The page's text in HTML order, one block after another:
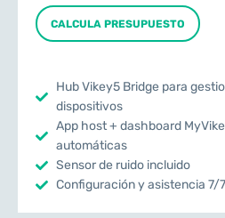
CALCULA PRESUPUESTO
Hub Vikey5 Bridge para
dispositivos
App host + dashboard
automáticas
Sensor de ruido incluido
Configuración y asistencia 7/7